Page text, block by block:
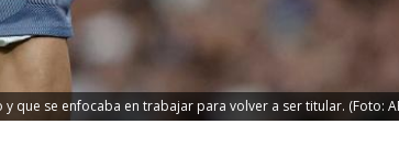
que se enfocaba en trabajar para volver a ser titular. (Foto: